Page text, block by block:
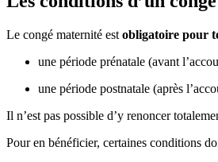
Le congé maternité est obligatoire pour
une période prénatale (avant
une période postnatale (après
Il n’est pas possible d’y renoncer
Pour en bénéficier, certaines conditions